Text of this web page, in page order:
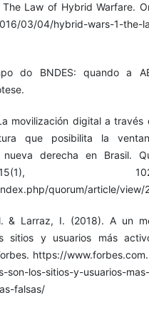
Law of Hybrid Warfare.
03/04/hybrid-wars-1-the-
do BNDES: quando a
movilización digital a través
que posibilita la
derecha en Brasil.
102-
quorum/article/view/
& Larraz, I. (2018). A un
sitios y usuarios más
https://
son-los-sitios-y-usuarios-mas-
falsas/